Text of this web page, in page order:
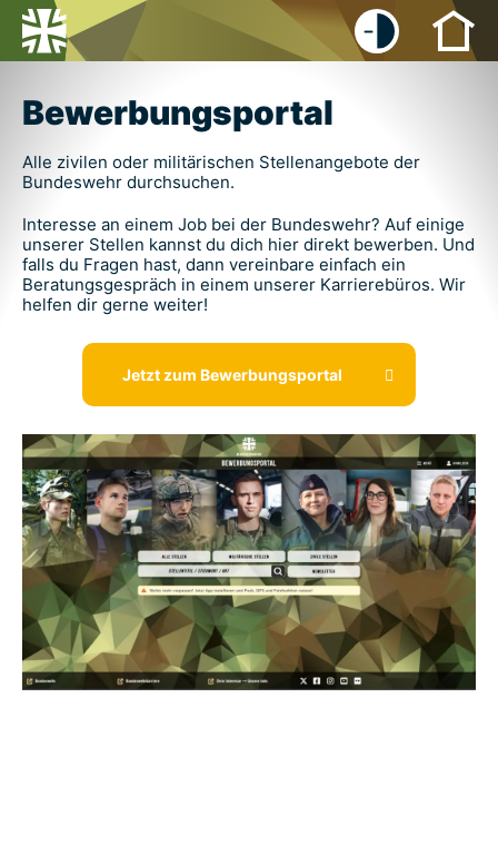
- +
Bewerbungsportal
Alle zivilen oder militärischen Stellenangebote der
Bundeswehr durchsuchen.
Interesse an einem Job bei der Bundeswehr? Auf einige
unserer Stellen kannst du dich hier direkt bewerben. Und
falls du Fragen hast, dann vereinbare einfach ein
Beratungsgespräch in einem unserer Karrierebüros. Wir
helfen dir gerne weiter!
Jetzt zum Bewerbungsportal